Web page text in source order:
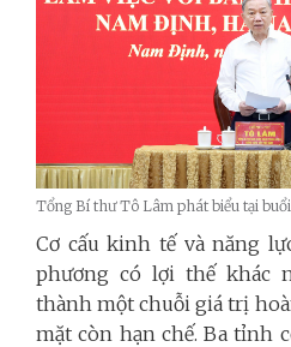
Tổng Bí thư Tô Lâm phát biểu tại
Cơ cấu kinh tế và năng
phương có lợi thế khác
thành một chuỗi giá trị
mặt còn hạn chế. Ba tỉnh